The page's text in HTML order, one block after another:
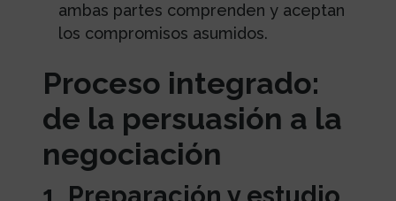
ambas partes comprenden y aceptan
los compromisos asumidos.
Proceso integrado:
de la persuasión a la
negociación